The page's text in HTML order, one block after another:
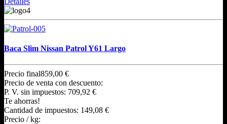
Baca Slim Nissan Patrol Y61 Largo
Precio final859,00 €
Precio de venta con descuento:
P. V. sin impuestos: 709,92 €
Te ahorras!
Cantidad de impuestos: 149,08 €
Precio / kg: